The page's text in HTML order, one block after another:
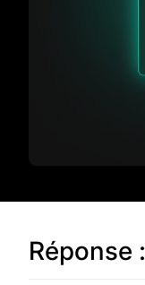
Réponse :